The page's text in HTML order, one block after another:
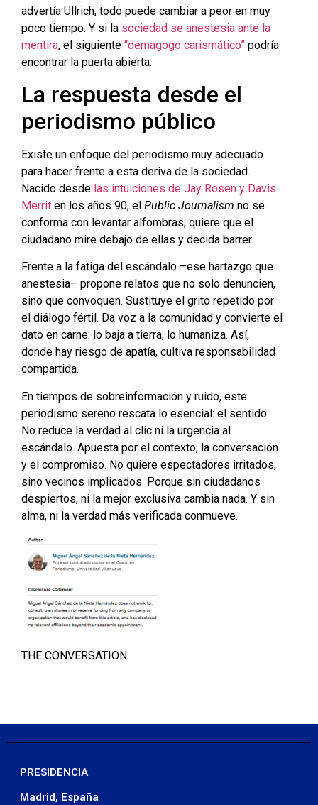
advertía Ullrich, todo puede cambiar a peor en muy
poco tiempo. Y si la sociedad se anestesia ante la
mentira, el siguiente “demagogo carismático” podría
encontrar la puerta abierta.
La respuesta desde el
periodismo público
Existe un enfoque del periodismo muy adecuado
para hacer frente a esta deriva de la sociedad.
Nacido desde las intuiciones de Jay Rosen y Davis
Merrit en los años 90, el Public Journalism no se
conforma con levantar alfombras; quiere que el
ciudadano mire debajo de ellas y decida barrer.
Frente a la fatiga del escándalo –ese hartazgo que
anestesia– propone relatos que no solo denuncien,
sino que convoquen. Sustituye el grito repetido por
el diálogo fértil. Da voz a la comunidad y convierte el
dato en carne: lo baja a tierra, lo humaniza. Así,
donde hay riesgo de apatía, cultiva responsabilidad
compartida.
En tiempos de sobreinformación y ruido, este
periodismo sereno rescata lo esencial: el sentido.
No reduce la verdad al clic ni la urgencia al
escándalo. Apuesta por el contexto, la conversación
y el compromiso. No quiere espectadores irritados,
sino vecinos implicados. Porque sin ciudadanos
despiertos, ni la mejor exclusiva cambia nada. Y sin
alma, ni la verdad más verificada conmueve.
THE CONVERSATION
PRESIDENCIA
Madrid, España